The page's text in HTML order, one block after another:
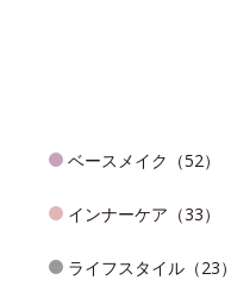
ベースメイク（52）
インナーケア（33）
ライフスタイル（23）